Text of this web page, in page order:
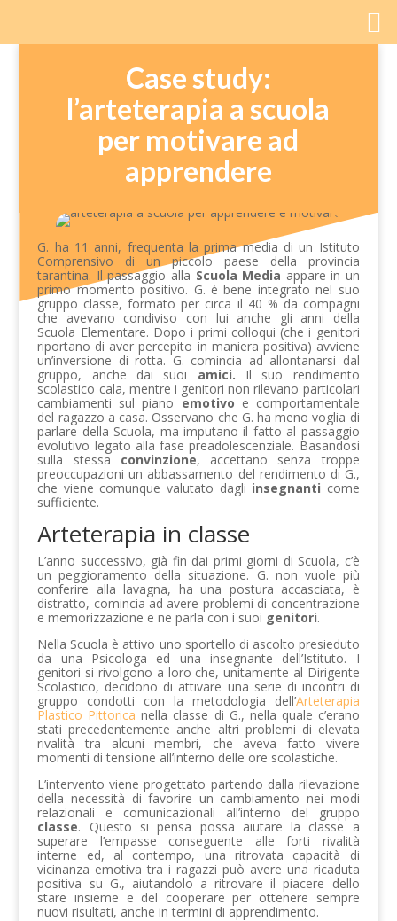
Case study:
l’arteterapia a scuola
per motivare ad
apprendere
G. ha 11 anni, frequenta la prima media di un Istituto
Comprensivo di un piccolo paese della provincia
tarantina. Il passaggio alla Scuola Media appare in un
primo momento positivo. G. è bene integrato nel suo
gruppo classe, formato per circa il 40 % da compagni
che avevano condiviso con lui anche gli anni della
Scuola Elementare. Dopo i primi colloqui (che i genitori
riportano di aver percepito in maniera positiva) avviene
un’inversione di rotta. G. comincia ad allontanarsi dal
gruppo, anche dai suoi amici. Il suo rendimento
scolastico cala, mentre i genitori non rilevano particolari
cambiamenti sul piano emotivo e comportamentale
del ragazzo a casa. Osservano che G. ha meno voglia di
parlare della Scuola, ma imputano il fatto al passaggio
evolutivo legato alla fase preadolescenziale. Basandosi
sulla stessa convinzione, accettano senza troppe
preoccupazioni un abbassamento del rendimento di G.,
che viene comunque valutato dagli insegnanti come
sufficiente.
Arteterapia in classe
L’anno successivo, già fin dai primi giorni di Scuola, c’è
un peggioramento della situazione. G. non vuole più
conferire alla lavagna, ha una postura accasciata, è
distratto, comincia ad avere problemi di concentrazione
e memorizzazione e ne parla con i suoi genitori.
Nella Scuola è attivo uno sportello di ascolto presieduto
da una Psicologa ed una insegnante dell’Istituto. I
genitori si rivolgono a loro che, unitamente al Dirigente
Scolastico, decidono di attivare una serie di incontri di
gruppo condotti con la metodologia dell’Arteterapia
Plastico Pittorica nella classe di G., nella quale c’erano
stati precedentemente anche altri problemi di elevata
rivalità tra alcuni membri, che aveva fatto vivere
momenti di tensione all’interno delle ore scolastiche.
L’intervento viene progettato partendo dalla rilevazione
della necessità di favorire un cambiamento nei modi
relazionali e comunicazionali all’interno del gruppo
classe. Questo si pensa possa aiutare la classe a
superare l’empasse conseguente alle forti rivalità
interne ed, al contempo, una ritrovata capacità di
vicinanza emotiva tra i ragazzi può avere una ricaduta
positiva su G., aiutandolo a ritrovare il piacere dello
stare insieme e del cooperare per ottenere sempre
nuovi risultati, anche in termini di apprendimento.